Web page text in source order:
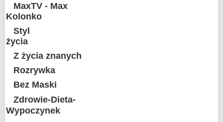
MaxTV - Max
Kolonko
Styl
życia
Z życia znanych
Rozrywka
Bez Maski
Zdrowie-Dieta-
Wypoczynek